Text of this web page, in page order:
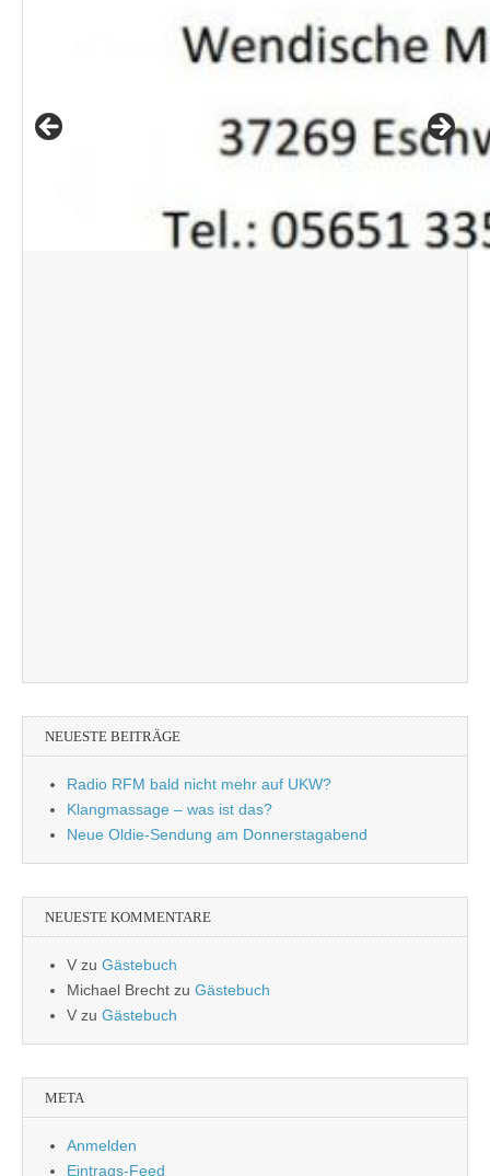
NEUESTE BEITRÄGE
Radio RFM bald nicht mehr auf UKW?
Klangmassage – was ist das?
Neue Oldie-Sendung am Donnerstagabend
NEUESTE KOMMENTARE
V zu Gästebuch
Michael Brecht zu Gästebuch
Vzu Gästebuch
META
Anmelden
Eintrags-Feed